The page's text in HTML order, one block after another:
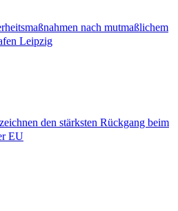
nach mutmaßlichem
Leipzig
den stärksten Rückgang beim
EU